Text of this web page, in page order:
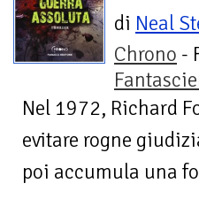
di Neal
Chrono -
Nel 1972, Richard
evitare rogne
poi accumula una